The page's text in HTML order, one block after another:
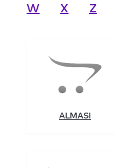
W
X Z
ALMASI